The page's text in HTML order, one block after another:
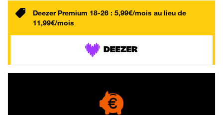
Deezer Premium 18-26 : 5,99€/mois au lieu de
11,99€/mois